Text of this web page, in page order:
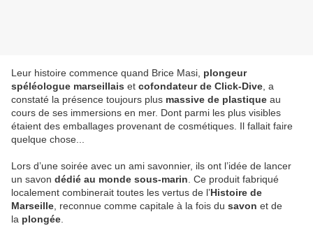
Leur histoire commence quand Brice Masi, plongeur
spéléologue marseillais et cofondateur de Click-Dive , a
constaté la présence toujours plus massive de plastique au
cours de ses immersions en mer. Dont parmi les plus visibles
étaient des emballages provenant de cosmétiques. Il fallait faire
quelque chose...
Lors d’une soirée avec un ami savonnier, ils ont l’idée de lancer
un savon dédié au monde sous-marin . Ce produit fabriqué
localement combinerait toutes les vertus de l’Histoire de
Marseille , reconnue comme capitale à la fois du savon et de
la plongée